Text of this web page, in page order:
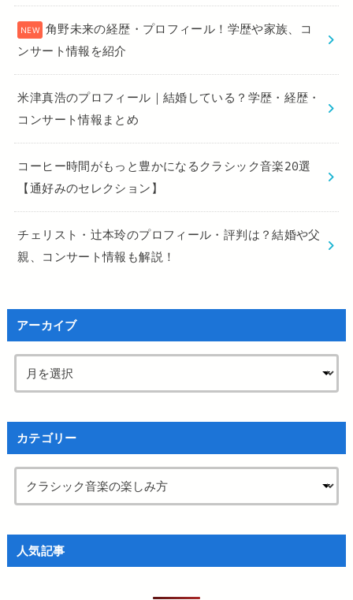
角野未来の経歴・プロフィール！学歴や家族、コ
ンサート情報を紹介
米津真浩のプロフィール｜結婚している？学歴・経歴・
コンサート情報まとめ
コーヒー時間がもっと豊かになるクラシック音楽20選
【通好みのセレクション】
チェリスト・辻本玲のプロフィール・評判は？結婚や父
親、コンサート情報も解説！
アーカイブ
カテゴリー
人気記事